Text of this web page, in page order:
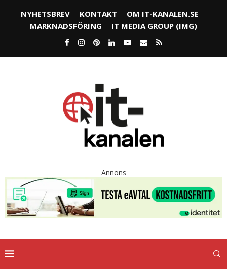
NYHETSBREV KONTAKT
OM IT-KANALEN.SE
MARKNADSFÖRING
IT MEDIA GROUP (IMG)
Annons